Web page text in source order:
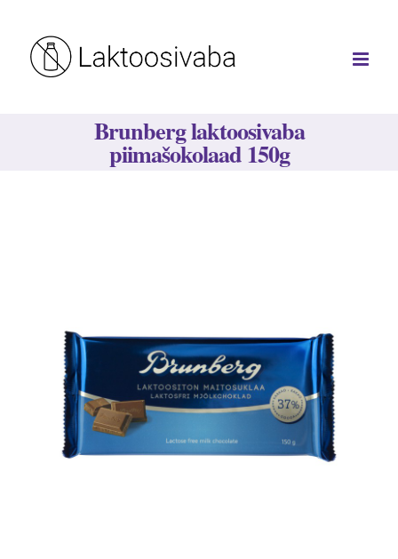
content
Brunberg laktoosivaba
piimašokolaad 150g